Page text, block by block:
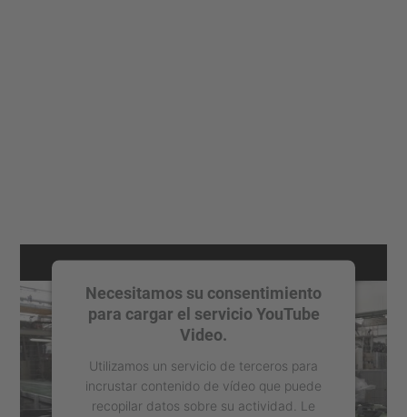
Necesitamos su consentimiento
para cargar el servicio YouTube
Video.
Utilizamos un servicio de terceros para
incrustar contenido de vídeo que puede
recopilar datos sobre su actividad. Le